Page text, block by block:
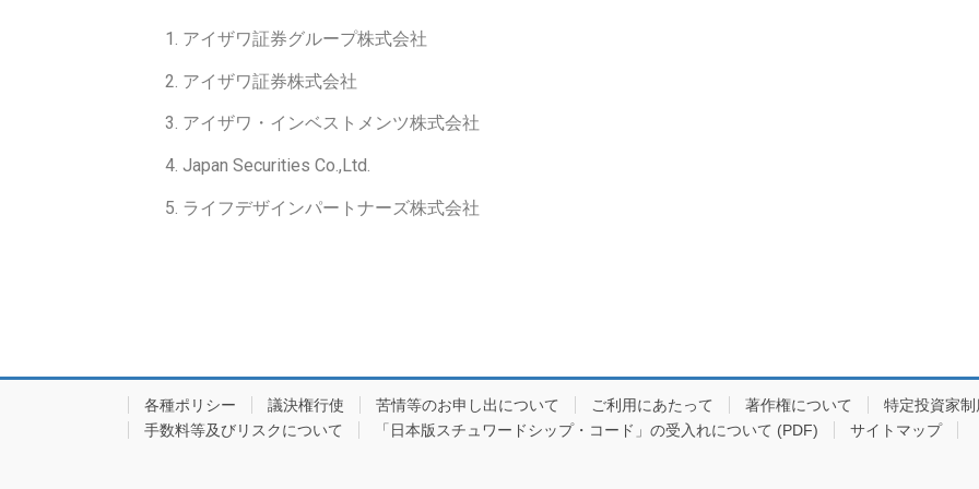
アイザワ証券グループ株式会社
アイザワ証券株式会社
アイザワ・インベストメンツ株式会社
Japan Securities Co.,Ltd.
ライフデザインパートナーズ株式会社
各種ポリシー 議決権行使 苦情等のお申し出について ご利用にあたって 著作権について
特定投資家
手数料等及びリスクについて
「日本版スチュワードシップ・コード」の受入れについて (PDF) サイトマップ